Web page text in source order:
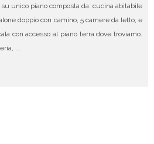
unico piano composta da: cucina abitabile
doppio con camino, 5 camere da letto, e
con accesso al piano terra dove troviamo.
...